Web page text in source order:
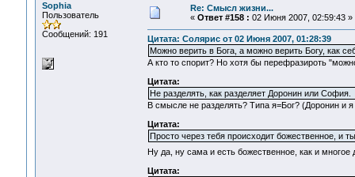
Sophia
Пользователь
Сообщений: 191
Re: Смысл жизни...
« Ответ #158 : 02 Июня 2007, 02:59:43 »
Цитата: Солярис от 02 Июня 2007, 01:28:39
Можно верить в Бога, а можно верить Богу, как
А кто то спорит? Но хотя бы перефразироть
Цитата:
Не разделять, как разделяет Доронин или София.
В смысле не разделять? Типа я=Бог? (Доронин и
Цитата:
Просто через тебя происходит божественное,
Ну да, ну сама и есть божественное, как и
Цитата: